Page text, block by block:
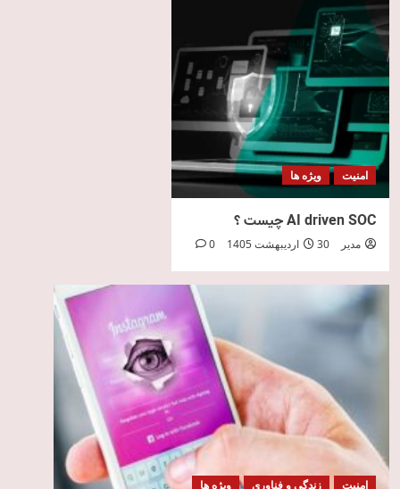
امنیت ویژه ها
AI driven SOC چیست ؟
مدیر 30 اردیبهشت 1405 0
امنیت زندگی و فناوری ویژه ها